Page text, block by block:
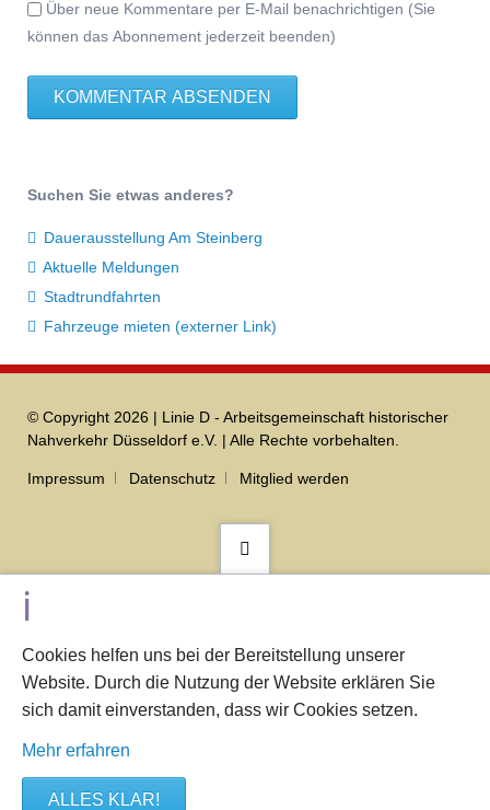
Cookies helfen uns bei der Bereitstellung unserer
Website. Durch die Nutzung der Website erklären Sie
sich damit einverstanden, dass wir Cookies setzen.
Mehr erfahren
ALLES KLAR!
Über neue Kommentare per E-Mail benachrichtigen (Sie
können das Abonnement jederzeit beenden)
KOMMENTAR ABSENDEN
Suchen Sie etwas anderes?
Dauerausstellung Am Steinberg
Aktuelle Meldungen
Stadtrundfahrten
Fahrzeuge mieten (externer Link)
© Copyright 2026 | Linie D - Arbeitsgemeinschaft historischer
Nahverkehr Düsseldorf e.V. | Alle Rechte vorbehalten.
Navigation
Impressum Datenschutz Mitglied werden